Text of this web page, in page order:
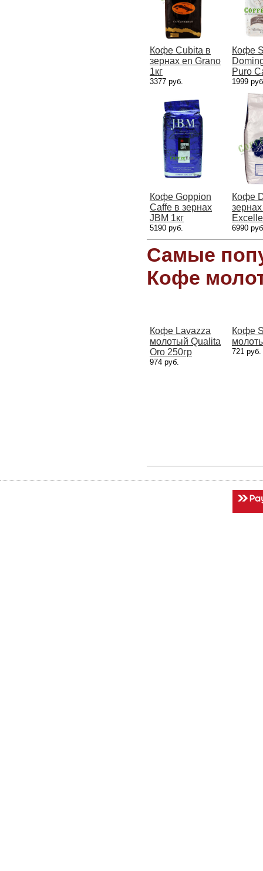
Кофе Cubita в
зернах en Grano
1кг
3377 руб.
Кофе
Puro
1999
Кофе Goppion
Caffe в зернах
JBM 1кг
5190 руб.
Кофе
6990
Самые
Кофе
Кофе Lavazza
молотый Qualita
Oro 250гр
974 руб.
Кофе
721 руб.